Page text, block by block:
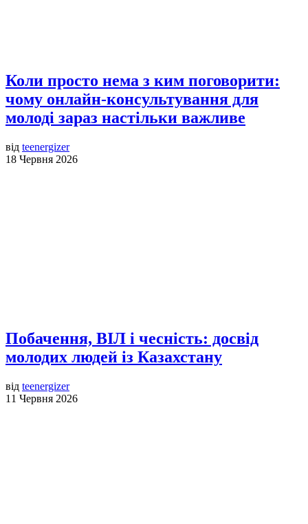
Коли просто нема з ким поговорити:
чому онлайн-консультування для
молоді зараз настільки важливе
від teenergizer
18 Червня 2026
Побачення, ВІЛ і чесність: досвід
молодих людей із Казахстану
від teenergizer
11 Червня 2026